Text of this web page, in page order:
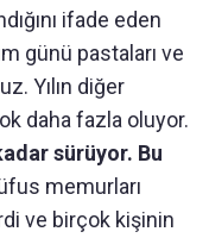
ifade eden
günü pastaları ve
Yılın diğer
daha fazla oluyor.
sürüyor. Bu
memurları
ve birçok kişinin